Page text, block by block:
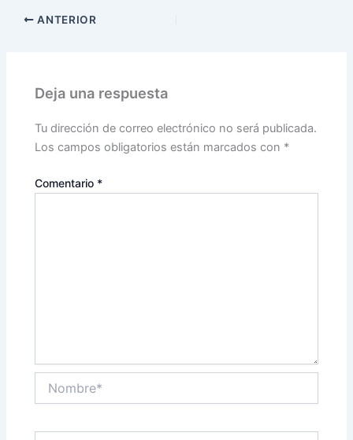
ANTERIOR
Deja una respuesta
Tu dirección de correo electrónico no será publicada.
Los campos obligatorios están marcados con *
Comentario *